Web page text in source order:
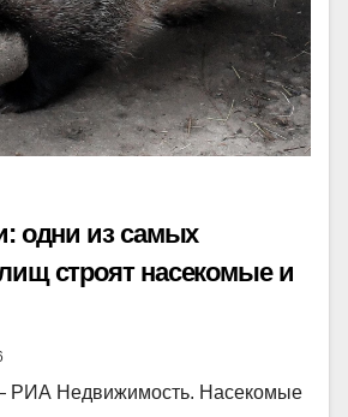
одни из самых
строят насекомые и
Недвижимость. Насекомые